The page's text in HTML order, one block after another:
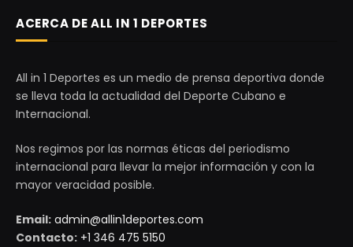
ACERCA DE ALL IN 1 DEPORTES
All in 1 Deportes es un medio de prensa deportiva donde
se lleva toda la actualidad del Deporte Cubano e
Internacional.
Nos regimos por las normas éticas del periodismo
internacional para llevar la mejor información y con la
mayor veracidad posible.
Email: admin@allin1deportes.com
Contacto: +1 346 475 5150